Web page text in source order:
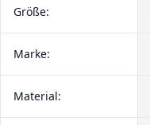
Größe:
Marke:
Material: